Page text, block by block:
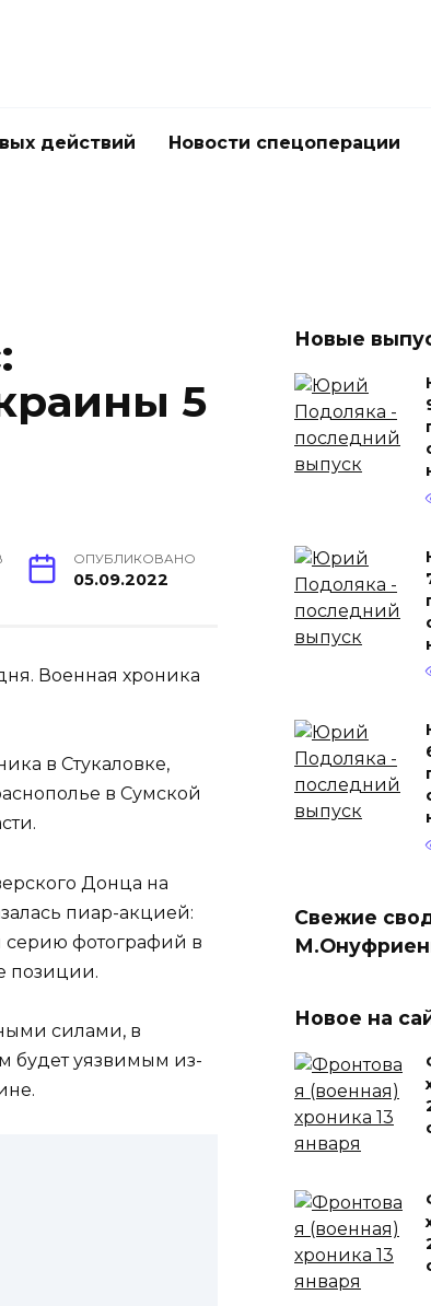
действий Новости спецоперации
5
ОПУБЛИКОВАНО
05.09.2022
Военная хроника
в Стукаловке,
в Сумской
Донца на
пиар-акцией:
серию фотографий в
позиции.
силами, в
будет уязвимым из-
Новые
Свежие
Новое на